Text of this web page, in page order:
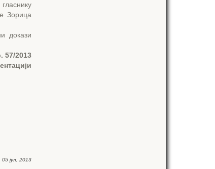
Зорица
докази
57/2013
05 јул, 2013